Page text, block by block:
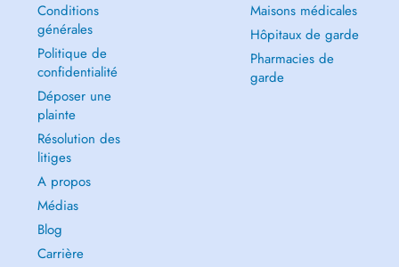
Conditions
générales
Politique de
confidentialité
Déposer une
plainte
Résolution des
litiges
A propos
Médias
Blog
Carrière
Maisons médicales
Hôpitaux de garde
Pharmacies de
garde